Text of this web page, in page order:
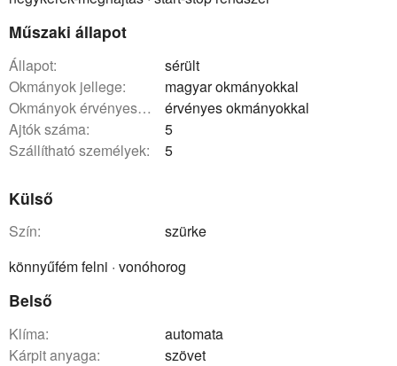
Műszaki állapot
állapot:
sérült
okmányok jellege:
magyar okmányokkal
okmányok érvényessége:
érvényes okmányokkal
ajtók száma:
5
szállítható személyek:
5
Külső
szín:
szürke
könnyűfém felni · vonóhorog
Belső
klíma:
automata
kárpit anyaga:
szövet